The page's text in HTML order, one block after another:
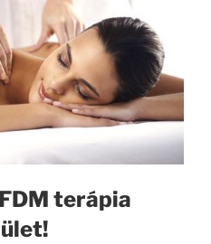
terápia